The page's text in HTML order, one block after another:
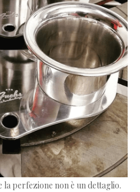
perfezione non è un dettaglio.